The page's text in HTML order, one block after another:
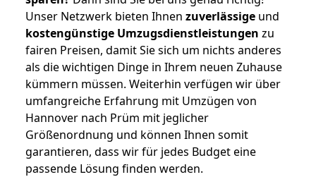
Unser Netzwerk bieten Ihnen zuverlässige und
kostengünstige Umzugsdienstleistungen zu
fairen Preisen, damit Sie sich um nichts anderes
als die wichtigen Dinge in Ihrem neuen Zuhause
kümmern müssen. Weiterhin verfügen wir über
umfangreiche Erfahrung mit Umzügen von
Hannover nach Prüm mit jeglicher
Größenordnung und können Ihnen somit
garantieren, dass wir für jedes Budget eine
passende Lösung finden werden.